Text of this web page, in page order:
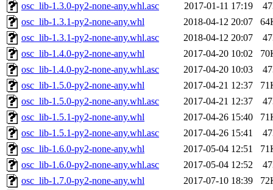
osc_lib-1.3.0-py2-none-any.whl.asc
2017-01-11 17:19
osc_lib-1.3.1-py2-none-any.whl
2018-04-12 20:07
osc_lib-1.3.1-py2-none-any.whl.asc
2018-04-12 20:07
osc_lib-1.4.0-py2-none-any.whl
2017-04-20 10:02
osc_lib-1.4.0-py2-none-any.whl.asc
2017-04-20 10:03
osc_lib-1.5.0-py2-none-any.whl
2017-04-21 12:37
osc_lib-1.5.0-py2-none-any.whl.asc
2017-04-21 12:37
osc_lib-1.5.1-py2-none-any.whl
2017-04-26 15:40
osc_lib-1.5.1-py2-none-any.whl.asc
2017-04-26 15:41
osc_lib-1.6.0-py2-none-any.whl
2017-05-04 12:51
osc_lib-1.6.0-py2-none-any.whl.asc
2017-05-04 12:52
osc_lib-1.7.0-py2-none-any.whl
2017-07-10 18:39